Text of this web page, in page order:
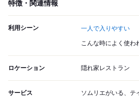
特徴・関連情報
利用シーン 一人で入りやすい
こんな時によく使わ
ロケーション 隠れ家レストラン
サービス ソムリエがいる、テ